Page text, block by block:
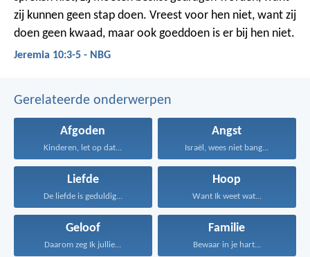
zij kunnen geen stap doen. Vreest voor hen niet, want zij
doen geen kwaad, maar ook goeddoen is er bij hen niet.
Jeremia 10:3-5 - NBG
Gerelateerde onderwerpen
Afgoden
Kinderen, let op dat...
Angst
Israël, wees niet bang...
Liefde
De liefde is geduldig...
Hoop
Want Ik weet wat...
Geloof
Daarom zeg Ik jullie...
Familie
Bewaar in je hart...